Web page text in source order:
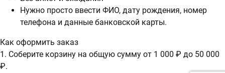
Нужно просто ввести ФИО, дату рождения, номер
телефона и данные банковской карты.
Как оформить заказ
1. Соберите корзину на общую сумму от 1 000 ₽ до 50 000
₽.